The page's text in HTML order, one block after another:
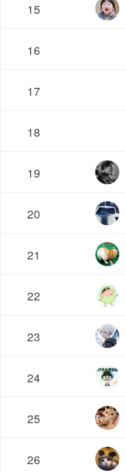
15
16
17
18
19
20
21
22
23
24
25
26